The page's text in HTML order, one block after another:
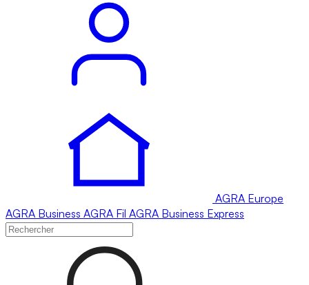
AGRA Europe
AGRA Business AGRA Fil AGRA Business Express